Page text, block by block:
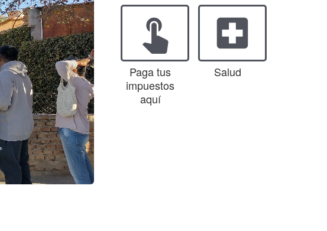
touch_app
Paga tus
impuestos
aquí
local_hospital
Salud